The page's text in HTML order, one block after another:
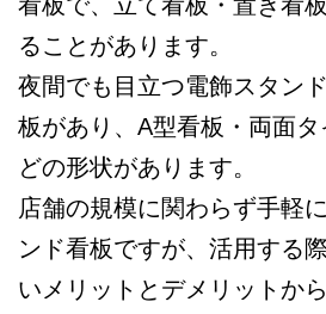
ることがあります。
夜間でも目立つ電飾スタン
板があり、A型看板・両面
どの形状があります。
店舗の規模に関わらず手軽
ンド看板ですが、活用する
いメリットとデメリットか